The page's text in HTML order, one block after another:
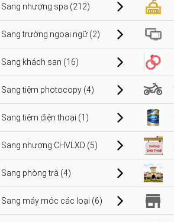
Sang nhượng spa (212)
Sang trường ngoại ngữ (2)
Sang khách sạn (16)
Sang tiệm photocopy (4)
Sang tiệm điện thoại (1)
Sang nhượng CHVLXD (5)
Sang phòng trà (4)
Sang máy móc các loại (6)